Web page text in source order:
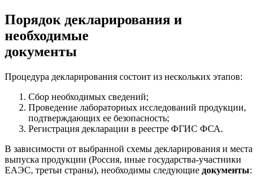
Порядок декларирования и
необходимые
документы
Процедура декларирования состоит из нескольких этапов:
Сбор необходимых сведений;
Проведение лабораторных исследований продукции,
подтверждающих ее безопасность;
Регистрация декларации в реестре ФГИС ФСА.
В зависимости от выбранной схемы декларирования и места
выпуска продукции (Россия, иные государства-участники
ЕАЭС, третьи страны), необходимы следующие документы: